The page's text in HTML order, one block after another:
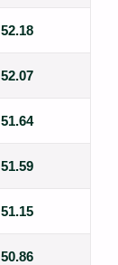
52.18
52.07
51.64
51.59
51.15
50.86